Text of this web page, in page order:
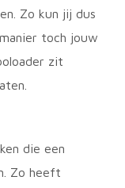
Zo kun jij dus
toch jouw
zit
die een
Zo heeft